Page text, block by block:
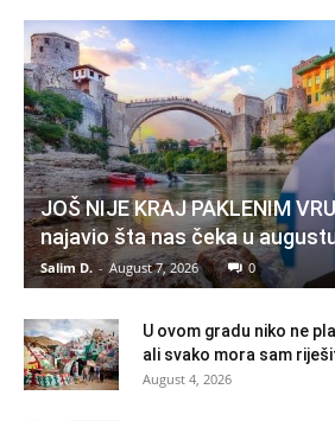
JOŠ NIJE KRAJ PAKLENIM
najavio šta nas čeka u
Salim D. - August 7, 2026 0
U ovom gradu niko ne
ali svako mora sam
August 4, 2026